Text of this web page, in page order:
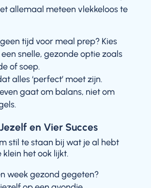
allemaal meteen vlekkeloos te
tijd voor meal prep? Kies
snelle, gezonde optie zoals
of soep.
alles ‘perfect’ moet zijn.
gaat om balans, niet om
en Vier Succes
stil te staan bij wat je al hebt
klein het ook lijkt.
week gezond gegeten?